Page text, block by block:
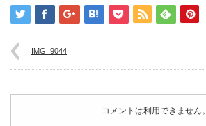
IMG_9044
コメントは利用できません。